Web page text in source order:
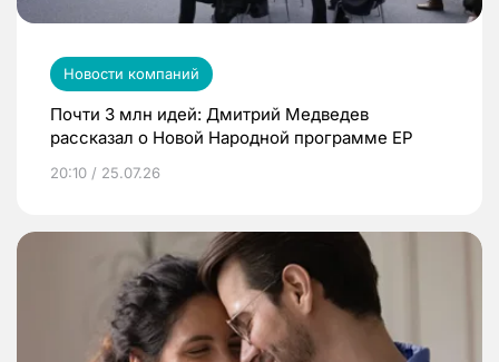
Новости компаний
Почти 3 млн идей: Дмитрий Медведев
рассказал о Новой Народной программе ЕР
20:10 / 25.07.26